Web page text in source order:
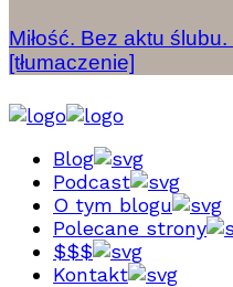
Miłość. Bez aktu
[tłumaczenie]
Blog
Podcast
O tym blogu
Polecane strony
$$$
Kontakt